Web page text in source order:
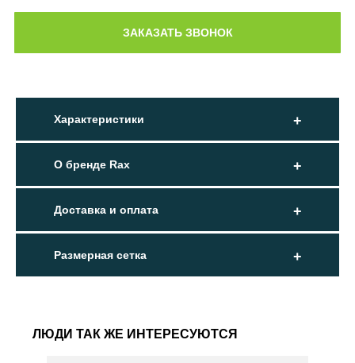
Характеристики
О бренде Rax
Доставка и оплата
Размерная сетка
ЛЮДИ ТАК ЖЕ ИНТЕРЕСУЮТСЯ